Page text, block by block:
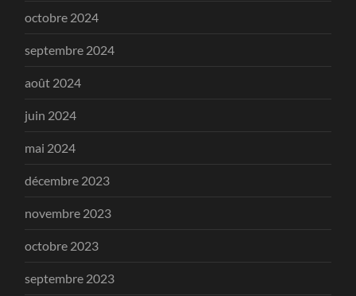
octobre 2024
septembre 2024
août 2024
juin 2024
mai 2024
décembre 2023
novembre 2023
octobre 2023
septembre 2023